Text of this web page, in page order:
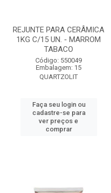
REJUNTE PARA CERÂMICA
1KG C/15 UN. - MARROM
TABACO
Código: 550049
Embalagem: 15
QUARTZOLIT
Faça seu login ou
cadastre-se para
ver preços e
comprar